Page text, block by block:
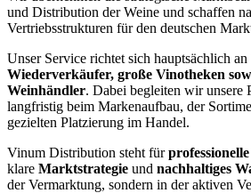
und Distribution der Weine und schaffen
Vertriebsstrukturen für den deutschen
Unser Service richtet sich hauptsächlich an
Wiederverkäufer, große Vinotheken
Weinhändler. Dabei begleiten wir unsere
langfristig beim Markenaufbau, der
gezielten Platzierung im Handel.
Vinum Distribution steht für
klare Marktstrategie und nachhaltiges
der Vermarktung, sondern in der aktiven